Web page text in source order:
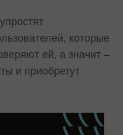
которые
ей, а значит –
и приобретут